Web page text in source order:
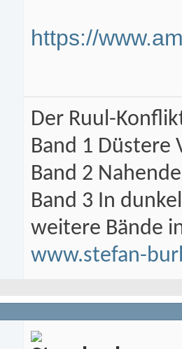
https://
Der Ruul-
Band 1 Düstere
Band 2
Band 3 In
weitere Bände
www.stefan-